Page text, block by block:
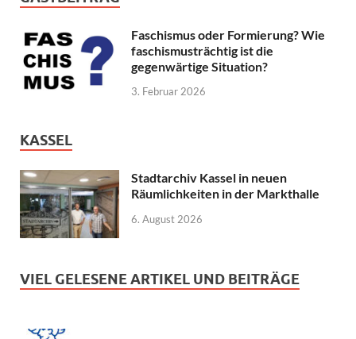
Faschismus oder Formierung? Wie
faschismusträchtig ist die
gegenwärtige Situation?
3. Februar 2026
KASSEL
Stadtarchiv Kassel in neuen
Räumlichkeiten in der Markthalle
6. August 2026
VIEL GELESENE ARTIKEL UND BEITRÄGE